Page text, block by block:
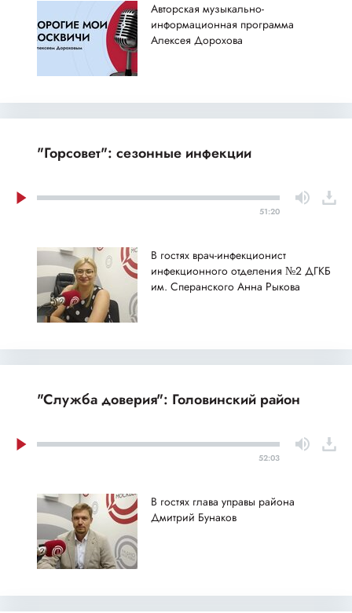
Авторская музыкально-
информационная программа
Алексея Дорохова
"Горсовет": сезонные инфекции
51:20
В гостях врач-инфекционист
инфекционного отделения №2 ДГКБ
им. Сперанского Анна Рыкова
"Служба доверия": Головинский район
52:03
В гостях глава управы района
Дмитрий Бунаков